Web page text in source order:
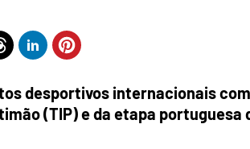
desportivos internacionais
(TIP) e da etapa portuguesa